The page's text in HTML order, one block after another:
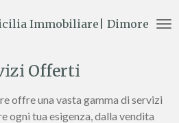
Immobiliare| Dimore e
Offerti
offre una vasta gamma di servizi
ogni tua esigenza, dalla vendita